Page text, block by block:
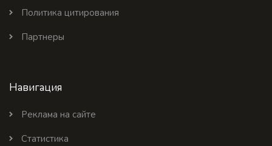
Политика цитирования
Партнеры
Навигация
Реклама на сайте
Статистика